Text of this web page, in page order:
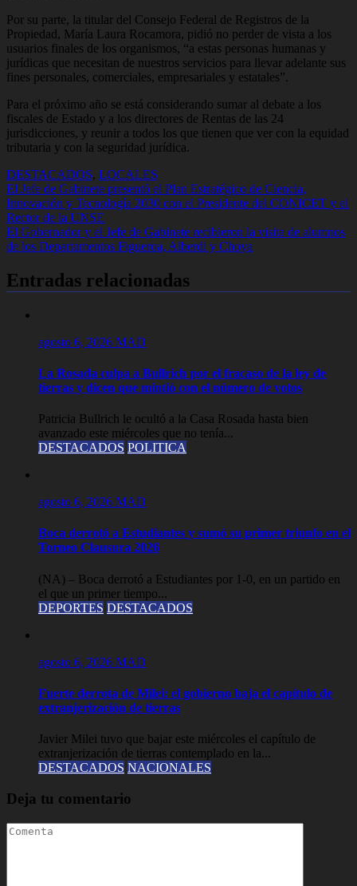
Por su parte, la titular del Consejo Federal de Registros de la
Propiedad, María Laura Rocamora, pidió no perder de vista a los
usuarios finales de los organismos, “a estas personas humanas y
jurídicas que necesitan de nuestros servicios para llevar adelante sus
fines personales, comerciales, empresariales y estatales”.
Para el próximo año se está considerando sumar al debate a los
fiscales de Estado y a los directores de Rentas de las 24
jurisdicciones, y reunir a todos los que tienen que ver con la equidad
tributaria y con la seguridad jurídica.
DESTACADOS, LOCALES
Navegación
de
entradas
El Jefe de Gabinete presentó el Plan Estratégico de Ciencia,
Innovación y Tecnología 2030 con el Presidente del CONICET y el
Rector de la UNSE
El Gobernador y el Jefe de Gabinete recibieron la visita de alumnos
de los Departamentos Figueroa, Alberdi y Choya
Entradas relacionadas
agosto 6, 2026 MAD
La Rosada culpa a Bullrich por el fracaso de la ley de
tierras y dicen que mintió con el número de votos
Patricia Bullrich le ocultó a la Casa Rosada hasta bien
avanzado este miércoles que no tenía...
DESTACADOS POLITICA
agosto 6, 2026 MAD
Boca derrotó a Estudiantes y sumó su primer triunfo en el
Torneo Clausura 2026
(NA) – Boca derrotó a Estudiantes por 1-0, en un partido en
el que un primer tiempo...
DEPORTES DESTACADOS
agosto 6, 2026 MAD
Fuerte derrota de Milei: el gobierno baja el capítulo de
extranjerización de tierras
Javier Milei tuvo que bajar este miércoles el capítulo de
extranjerización de tierras contemplado en la...
DESTACADOS NACIONALES
Deja tu comentario